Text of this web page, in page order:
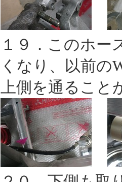
１９．このホー
くなり、以前の
上側を通ること